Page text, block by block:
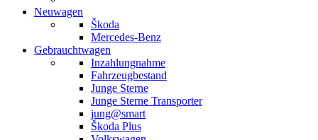
Neuwagen
Škoda
Mercedes-Benz
Gebrauchtwagen
Inzahlungnahme
Fahrzeugbestand
Junge Sterne
Junge Sterne Transporter
jung@smart
Škoda Plus